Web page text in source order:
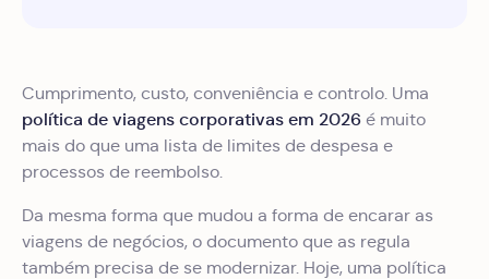
Cumprimento, custo, conveniência e controlo. Uma
política de viagens corporativas em 2026 é muito
mais do que uma lista de limites de despesa e
processos de reembolso.
Da mesma forma que mudou a forma de encarar as
viagens de negócios, o documento que as regula
também precisa de se modernizar. Hoje, uma política